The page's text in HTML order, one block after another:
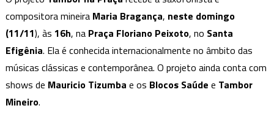
na
Praça
recebe
a
saxofonista
Maria
compositora mineira Maria Bragança, neste domingo
(11/11), às 16h, na Praça Floriano Peixoto, no Santa
Efigênia. Ela é conhecida internacionalmente no âmbito das
músicas clássicas e contemporânea. O projeto ainda conta com
shows de Mauricio Tizumba e os Blocos Saúde e Tambor
Mineiro.